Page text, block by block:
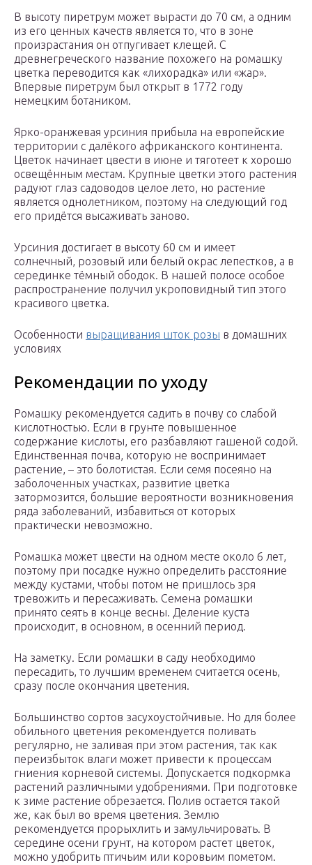
В высоту пиретрум может вырасти до 70 см, а одним
из его ценных качеств является то, что в зоне
произрастания он отпугивает клещей. С
древнегреческого название похожего на ромашку
цветка переводится как «лихорадка» или «жар».
Впервые пиретрум был открыт в 1772 году
немецким ботаником.
Ярко-оранжевая урсиния прибыла на европейские
территории с далёкого африканского континента.
Цветок начинает цвести в июне и тяготеет к хорошо
освещённым местам. Крупные цветки этого растения
радуют глаз садоводов целое лето, но растение
является однолетником, поэтому на следующий год
его придётся высаживать заново.
Урсиния достигает в высоту 60 см и имеет
солнечный, розовый или белый окрас лепестков, а в
серединке тёмный ободок. В нашей полосе особое
распространение получил укроповидный тип этого
красивого цветка.
Особенности выращивания шток розы в домашних
условиях
Рекомендации по уходу
Ромашку рекомендуется садить в почву со слабой
кислотностью. Если в грунте повышенное
содержание кислоты, его разбавляют гашеной содой.
Единственная почва, которую не воспринимает
растение, – это болотистая. Если семя посеяно на
заболоченных участках, развитие цветка
затормозится, большие вероятности возникновения
ряда заболеваний, избавиться от которых
практически невозможно.
Ромашка может цвести на одном месте около 6 лет,
поэтому при посадке нужно определить расстояние
между кустами, чтобы потом не пришлось зря
тревожить и пересаживать. Семена ромашки
принято сеять в конце весны. Деление куста
происходит, в основном, в осенний период.
На заметку. Если ромашки в саду необходимо
пересадить, то лучшим временем считается осень,
сразу после окончания цветения.
Большинство сортов засухоустойчивые. Но для более
обильного цветения рекомендуется поливать
регулярно, не заливая при этом растения, так как
переизбыток влаги может привести к процессам
гниения корневой системы. Допускается подкормка
растений различными удобрениями. При подготовке
к зиме растение обрезается. Полив остается такой
же, как был во время цветения. Землю
рекомендуется прорыхлить и замульчировать. В
середине осени грунт, на котором растет цветок,
можно удобрить птичьим или коровьим пометом.